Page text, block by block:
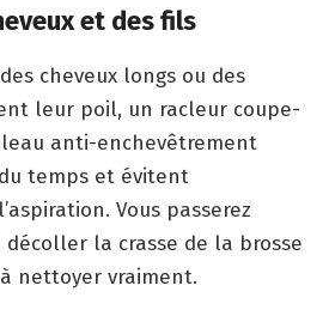
et des fils
cheveux longs ou des
leur poil, un racleur coupe-
anti-enchevêtrement
temps et évitent
Vous passerez
décoller la crasse de la brosse
nettoyer vraiment.